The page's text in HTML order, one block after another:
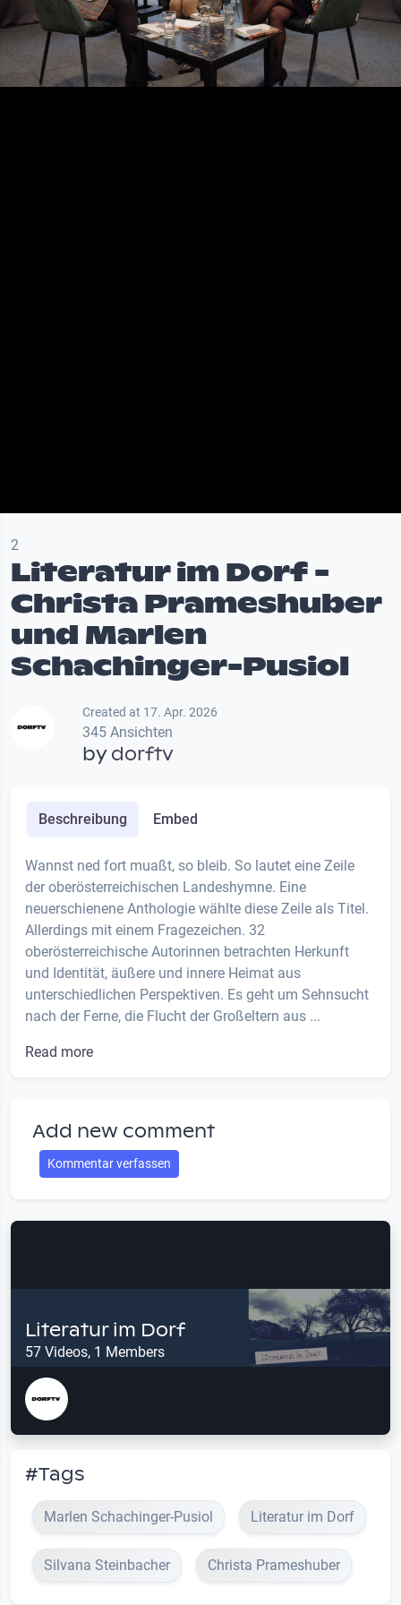
Video
2
Literatur im Dorf -
Christa Prameshuber
und Marlen
Schachinger-Pusiol
Created at 17. Apr. 2026
345 Ansichten
bydorftv
Beschreibung Embed
Wannst ned fort muaßt, so bleib. So lautet eine Zeile
der oberösterreichischen Landeshymne. Eine
neuerschienene Anthologie wählte diese Zeile als Titel.
Allerdings mit einem Fragezeichen. 32
oberösterreichische Autorinnen betrachten Herkunft
und Identität, äußere und innere Heimat aus
unterschiedlichen Perspektiven. Es geht um Sehnsucht
nach der Ferne, die Flucht der Großeltern aus ...
Read more
Add new comment
Kommentar verfassen
Literatur im Dorf
57 Videos, 1 Members
#Tags
Marlen Schachinger-Pusiol Literatur im Dorf
Silvana Steinbacher Christa Prameshuber